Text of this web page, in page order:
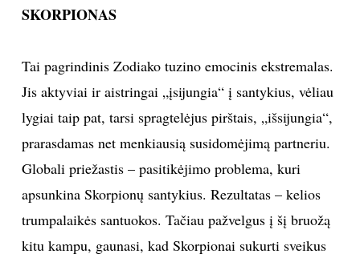
SKORPIONAS
Tai pagrindinis Zodiako tuzino emocinis ekstremalas.
Jis aktyviai ir aistringai „įsijungia“ į santykius, vėliau
lygiai taip pat, tarsi spragtelėjus pirštais, „išsijungia“,
prarasdamas net menkiausią susidomėjimą partneriu.
Globali priežastis – pasitikėjimo problema, kuri
apsunkina Skorpionų santykius. Rezultatas – kelios
trumpalaikės santuokos. Tačiau pažvelgus į šį bruožą
kitu kampu, gaunasi, kad Skorpionai sukurti sveikus